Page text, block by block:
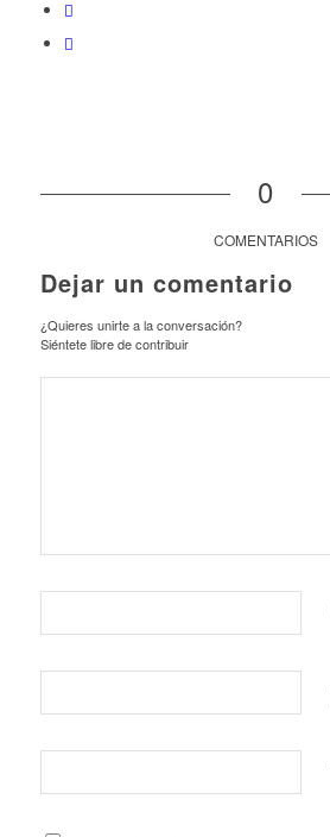
0
COMENTARIOS
Dejar un comentario
¿Quieres unirte a la conversación?
Siéntete libre de contribuir